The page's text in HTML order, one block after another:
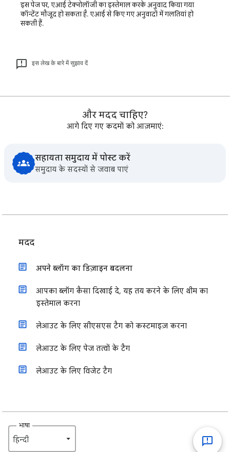
इस पेज पर, एआई टेक्नोलॉजी का इस्तेमाल करके अनुवाद किया गया
कॉन्टेंट मौजूद हो सकता है. एआई से किए गए अनुवादों में गलतियां हो
सकती हैं.
इस लेख के बारे में सुझाव दें
और मदद चाहिए?
आगे दिए गए कदमों को आज़माएं:
सहायता समुदाय में पोस्ट करें
समुदाय के सदस्यों से जवाब पाएं
मदद
अपने ब्लॉग का डिज़ाइन बदलना
आपका ब्लॉग कैसा दिखाई दे, यह तय करने के लिए थीम का
इस्तेमाल करना
लेआउट के लिए सीएसएस टैग को कस्टमाइज़ करना
लेआउट के लिए पेज तत्वों के टैग
लेआउट के लिए विजेट टैग
भाषा
हिन्दी‎